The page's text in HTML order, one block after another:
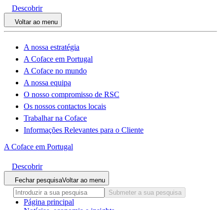
Descobrir
Voltar ao menu
A nossa estratégia
A Coface em Portugal
A Coface no mundo
A nossa equipa
O nosso compromisso de RSC
Os nossos contactos locais
Trabalhar na Coface
Informações Relevantes para o Cliente
A Coface em Portugal
Descobrir
Fechar pesquisaVoltar ao menu
Submeter a sua pesquisa
Página principal